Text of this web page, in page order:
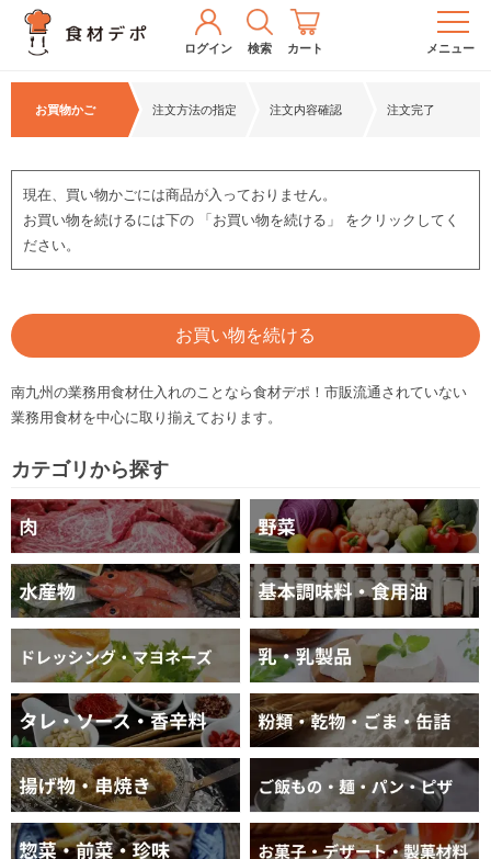
ログイン 検索 カート メニュー
お買物かご 注文方法の指定 注文内容確認 注文完了
現在、買い物かごには商品が入っておりません。
お買い物を続けるには下の 「お買い物を続ける」 をクリックしてく
ださい。
お買い物を続ける
南九州の業務用食材仕入れのことなら食材デポ！市販流通されていない
業務用食材を中心に取り揃えております。
カテゴリから探す